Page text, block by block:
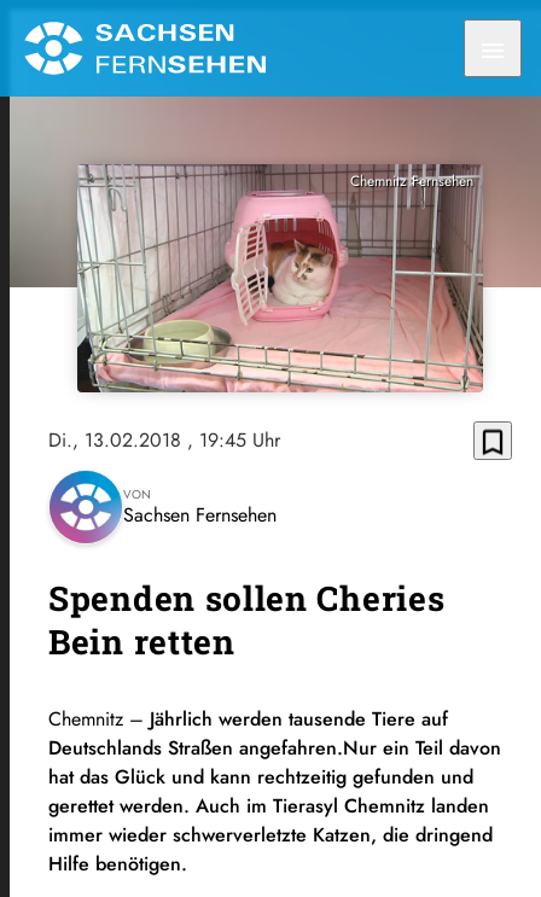
Chemnitz Fernsehen
Di., 13.02.2018 , 19:45 Uhr bookmark_border
VON
Sachsen Fernsehen
Spenden sollen Cheries
Bein retten
Chemnitz – Jährlich werden tausende Tiere auf
Deutschlands Straßen angefahren.Nur ein Teil davon
hat das Glück und kann rechtzeitig gefunden und
gerettet werden. Auch im Tierasyl Chemnitz landen
immer wieder schwerverletzte Katzen, die dringend
Hilfe benötigen.